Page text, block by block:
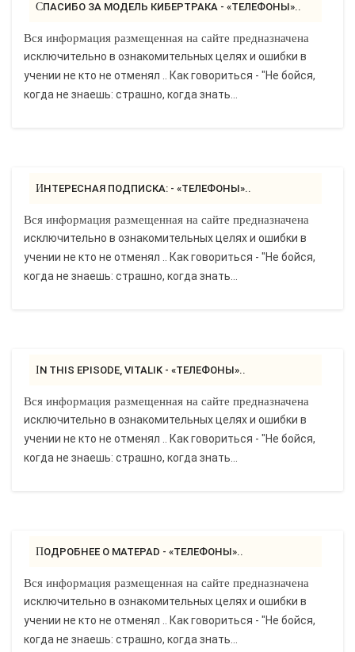
СПАСИБО ЗА МОДЕЛЬ КИБЕРТРАКА - «ТЕЛЕФОНЫ»..
Вся информация размещенная на сайте предназначена
исключительно в ознакомительных целях и ошибки в
учении не кто не отменял .. Как говориться - "Не бойся,
когда не знаешь: страшно, когда знать...
ИНТЕРЕСНАЯ ПОДПИСКА: - «ТЕЛЕФОНЫ»..
Вся информация размещенная на сайте предназначена
исключительно в ознакомительных целях и ошибки в
учении не кто не отменял .. Как говориться - "Не бойся,
когда не знаешь: страшно, когда знать...
IN THIS EPISODE, VITALIK - «ТЕЛЕФОНЫ»..
Вся информация размещенная на сайте предназначена
исключительно в ознакомительных целях и ошибки в
учении не кто не отменял .. Как говориться - "Не бойся,
когда не знаешь: страшно, когда знать...
ПОДРОБНЕЕ О MATEPAD - «ТЕЛЕФОНЫ»..
Вся информация размещенная на сайте предназначена
исключительно в ознакомительных целях и ошибки в
учении не кто не отменял .. Как говориться - "Не бойся,
когда не знаешь: страшно, когда знать...